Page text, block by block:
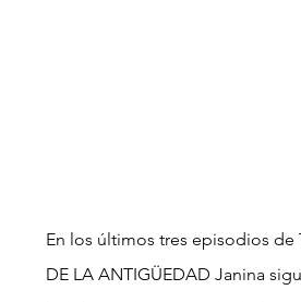
En los últimos tres episodios de
DE LA ANTIGÜEDAD Janina